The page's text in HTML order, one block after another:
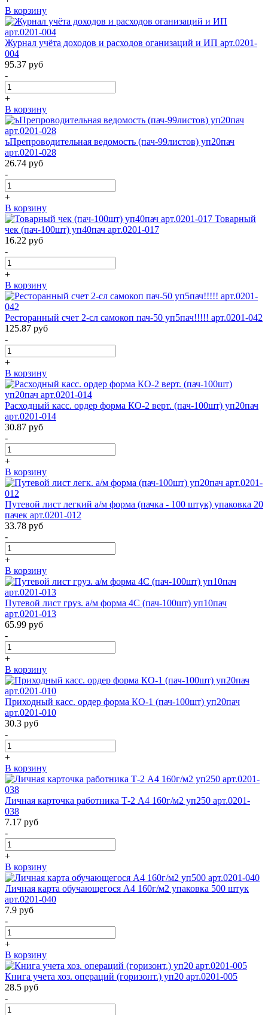
В корзину
Журнал учёта доходов и расходов оганизаций и ИП арт.0201-
004
95.37 руб
-
+
В корзину
ъПрепроводительная ведомость (пач-99листов) уп20пач
арт.0201-028
26.74 руб
-
+
В корзину
Товарный
чек (пач-100шт) уп40пач арт.0201-017
16.22 руб
-
+
В корзину
Ресторанный счет 2-сл самокоп пач-50 уп5пач!!!!! арт.0201-042
125.87 руб
-
+
В корзину
Расходный касс. ордер форма КО-2 верт. (пач-100шт) уп20пач
арт.0201-014
30.87 руб
-
+
В корзину
Путевой лист легкий а/м форма (пачка - 100 штук) упаковка 20
пачек арт.0201-012
33.78 руб
-
+
В корзину
Путевой лист груз. а/м форма 4С (пач-100шт) уп10пач
арт.0201-013
65.99 руб
-
+
В корзину
Приходный касс. ордер форма КО-1 (пач-100шт) уп20пач
арт.0201-010
30.3 руб
-
+
В корзину
Личная карточка работника Т-2 А4 160г/м2 уп250 арт.0201-
038
7.17 руб
-
+
В корзину
Личная карта обучающегося А4 160г/м2 упаковка 500 штук
арт.0201-040
7.9 руб
-
+
В корзину
Книга учета хоз. операций (горизонт.) уп20 арт.0201-005
28.5 руб
-